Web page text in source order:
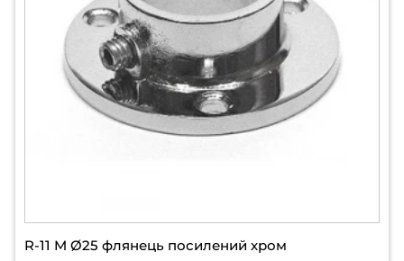
R-11 M Ø25 флянець посилений хром